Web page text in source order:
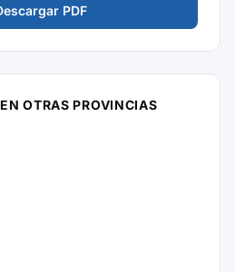
PDF
OTRAS PROVINCIAS